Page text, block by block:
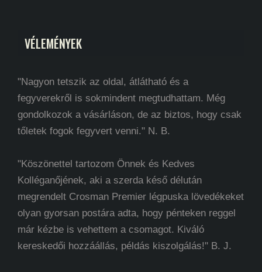
VÉLEMÉNYEK
"Nagyon tetszik az oldal, átlátható és a
fegyverekről is sokmindent megtudhattam. Még
gondolkozok a vásárláson, de az biztos, hogy csak
tőletek fogok fegyvert venni." N. B.
"Köszönettel tartozom Önnek és Kedves
Kolléganőjének, aki a szerda késő délután
megrendelt Crosman Premier légpuska lövedékeket
olyan gyorsan postára adta, hogy pénteken reggel
már kézbe is vehettem a csomagot. Kiváló
kereskedői hozzáállás, példás kiszolgálás!" B. J.